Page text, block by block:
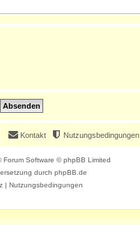
Nutzungsbedingungen
Kontakt
Forum Software © phpBB Limited
durch phpBB.de
| Nutzungsbedingungen